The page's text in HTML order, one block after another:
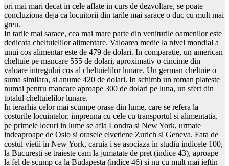
ori mai mari decat in cele aflate in curs de dezvoltare, se poate
concluziona deja ca locuitorii din tarile mai sarace o duc cu mult mai
greu.
In tarile mai sarace, cea mai mare parte din veniturile oamenilor este
dedicata cheltuielilor alimentare. Valoarea medie la nivel mondial a
unui cos alimentar este de 479 de dolari. In comparatie, un american
cheltuie pe mancare 555 de dolari, aproximativ o cincime din
valoare intregului cos al cheltuielilor lunare. Un german cheltuie o
suma similara, si anume 420 de dolari. In schimb un roman plateste
numai pentru mancare aproape 300 de dolari pe luna, un sfert din
totalul cheltuielilor lunare.
In ierarhia celor mai scumpe orase din lume, care se refera la
costurile locuintelor, impreuna cu cele cu transportul si alimentatia,
pe primele locuri in lume se afla Londra si New York, urmate
indeaproape de Oslo si orasele elvetiene Zurich si Geneva. Fata de
costul vietii in New York, caruia i se asociaza in studiu indicele 100,
la Bucuresti se traieste cam la jumatate de pret (indice 43), aproape
la fel de scump ca la Budapesta (indice 46) si nu cu mult mai ieftin